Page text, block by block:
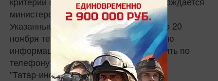
министерством.
Указанные документы принимаются до 20
ноября текущего года. Дополнительную
информацию о конкурсе можно получить по
телефону: 8 (843) 221-76-69.
"Татар-информ"